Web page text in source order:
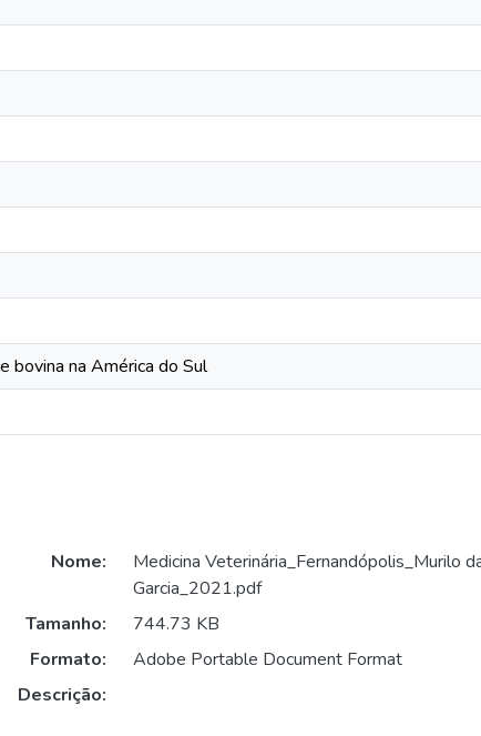
bovina na América do Sul
Nome:
Medicina Veterinária_Fernandópolis_Murilo
Garcia_2021.pdf
Tamanho:
744.73 KB
Formato:
Adobe Portable Document Format
Descrição: